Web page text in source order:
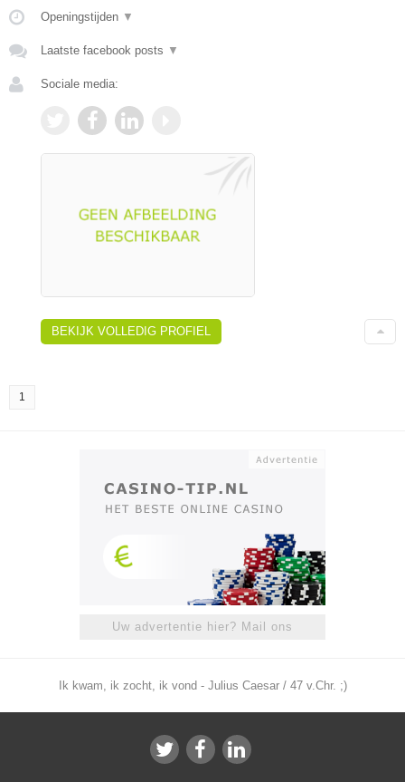
Openingstijden ▼
Laatste facebook posts ▼
Sociale media:
BEKIJK VOLLEDIG PROFIEL
1
Uw advertentie hier? Mail ons
Ik kwam, ik zocht, ik vond - Julius Caesar / 47 v.Chr. ;)